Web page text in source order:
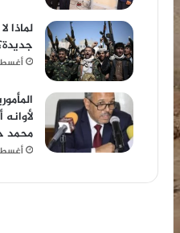
لماذا
أغسطس
محمد
أغسطس